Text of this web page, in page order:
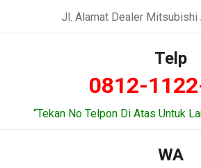
Jl. Alamat Dealer Mitsubishi
Telp
0812-
“Tekan No Telpon Di Atas Untuk
WA